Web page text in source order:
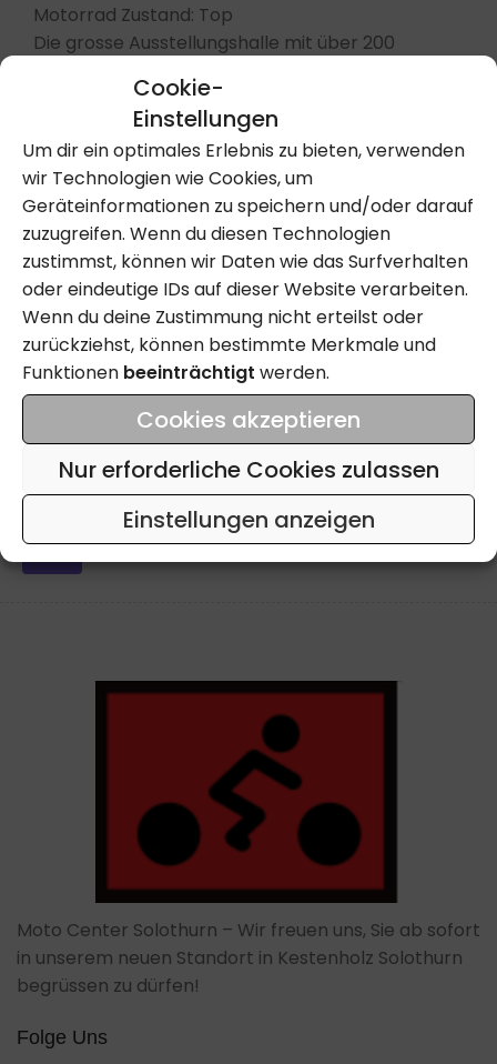
Cookie-
Einstellungen
Um dir ein optimales Erlebnis zu bieten, verwenden
wir Technologien wie Cookies, um
Geräteinformationen zu speichern und/oder darauf
zuzugreifen. Wenn du diesen Technologien
zustimmst, können wir Daten wie das Surfverhalten
oder eindeutige IDs auf dieser Website verarbeiten.
Wenn du deine Zustimmung nicht erteilst oder
zurückziehst, können bestimmte Merkmale und
Funktionen beeinträchtigt werden.
Cookies akzeptieren
Nur erforderliche Cookies zulassen
Einstellungen anzeigen
Motorrad Zustand: Top
Die grosse Ausstellungshalle mit über 200
Samstag für freie Besichtigung und Verkauf
geöffnet. Unser qualifiziertes Werkstattteam
steht für Reparaturen und Service von Mittwoch
bis Freitag für Sie bereit.
Ab MFK, ab Service, Eintausch, Leasing,
Finanzierung, Barzahlung und Lieferung nach
Absprache möglich.
Motorrad: 13366g-SO
Kontakt Aufnehmen
Anrufen
Moto Center Solothurn – Wir freuen uns, Sie ab sofort
in unserem neuen Standort in Kestenholz Solothurn
begrüssen zu dürfen!
Folge Uns